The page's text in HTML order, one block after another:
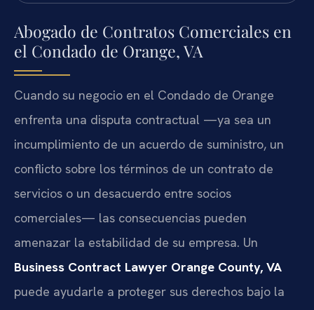
Abogado de Contratos Comerciales en
el Condado de Orange, VA
Cuando su negocio en el Condado de Orange
enfrenta una disputa contractual —ya sea un
incumplimiento de un acuerdo de suministro, un
conflicto sobre los términos de un contrato de
servicios o un desacuerdo entre socios
comerciales— las consecuencias pueden
amenazar la estabilidad de su empresa. Un
Business Contract Lawyer Orange County, VA
puede ayudarle a proteger sus derechos bajo la